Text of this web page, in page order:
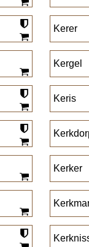
Kerer
Kergel
Keris
Kerker